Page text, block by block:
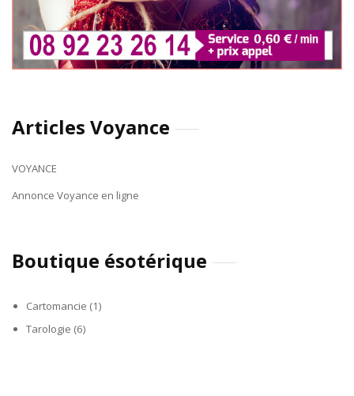
Articles Voyance
VOYANCE
Annonce Voyance en ligne
Boutique ésotérique
Cartomancie (1)
Tarologie (6)